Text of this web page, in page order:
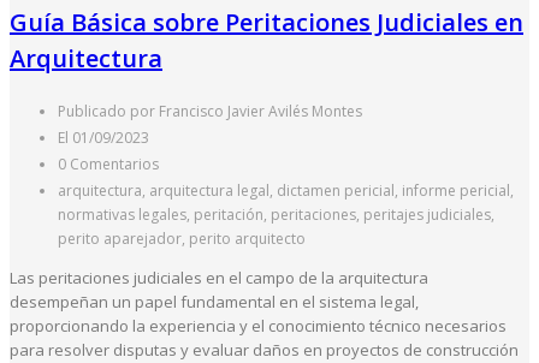
Guía Básica sobre Peritaciones Judiciales en
Arquitectura
Publicado por Francisco Javier Avilés Montes
El 01/09/2023
0 Comentarios
arquitectura, arquitectura legal, dictamen pericial, informe pericial,
normativas legales, peritación, peritaciones, peritajes judiciales,
perito aparejador, perito arquitecto
Las peritaciones judiciales en el campo de la arquitectura
desempeñan un papel fundamental en el sistema legal,
proporcionando la experiencia y el conocimiento técnico necesarios
para resolver disputas y evaluar daños en proyectos de construcción